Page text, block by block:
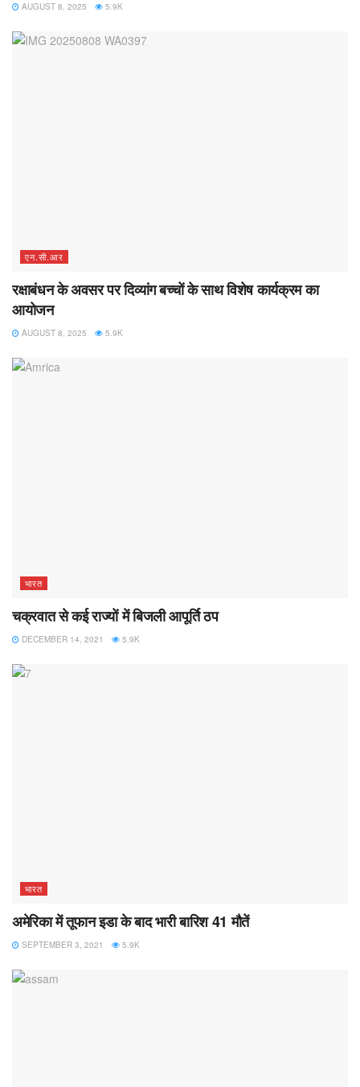
AUGUST 8, 2025 5.9K
एन.सी.आर
रक्षाबंधन के अवसर पर दिव्यांग बच्चों के साथ विशेष कार्यक्रम का
आयोजन
AUGUST 8, 2025 5.9K
भारत
चक्रवात से कई राज्यों में बिजली आपूर्ति ठप
DECEMBER 14, 2021 5.9K
भारत
अमेरिका में तूफान इडा के बाद भारी बारिश 41 मौतें
SEPTEMBER 3, 2021 5.9K